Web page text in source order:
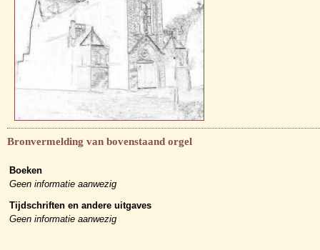
Bronvermelding van bovenstaand orgel
Boeken
Geen informatie aanwezig
Tijdschriften en andere uitgaves
Geen informatie aanwezig